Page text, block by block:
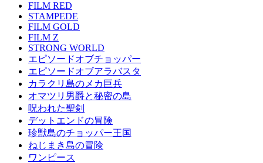
FILM RED
STAMPEDE
FILM GOLD
FILM Z
STRONG WORLD
エピソードオブチョッパー
エピソードオブアラバスタ
カラクリ島のメカ巨兵
オマツリ男爵と秘密の島
呪われた聖剣
デットエンドの冒険
珍獣島のチョッパー王国
ねじまき島の冒険
ワンピース